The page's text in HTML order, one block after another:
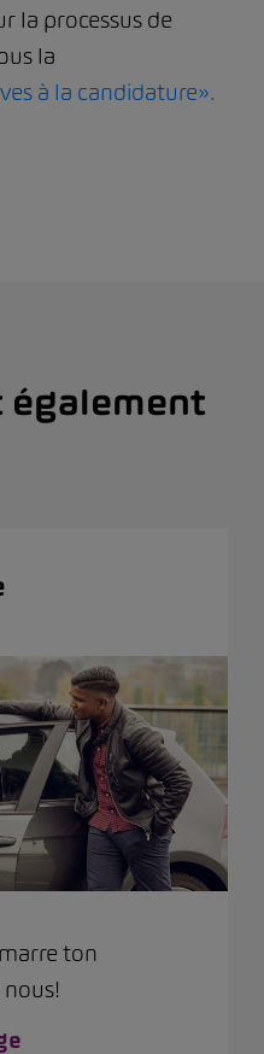
la processus de
la
à la candidature».
également
ton